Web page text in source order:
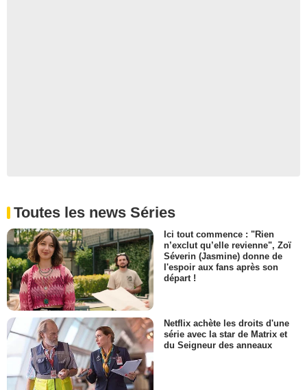
Toutes les news Séries
Ici tout commence : "Rien
n’exclut qu’elle revienne", Zoï
Séverin (Jasmine) donne de
l'espoir aux fans après son
départ !
Netflix achète les droits d'une
série avec la star de Matrix et
du Seigneur des anneaux